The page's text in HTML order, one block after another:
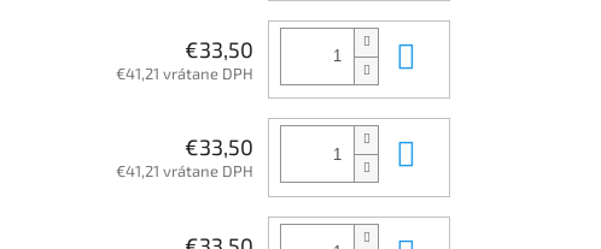
€33,50
€41,21 vrátane DPH
€33,50
€41,21 vrátane DPH